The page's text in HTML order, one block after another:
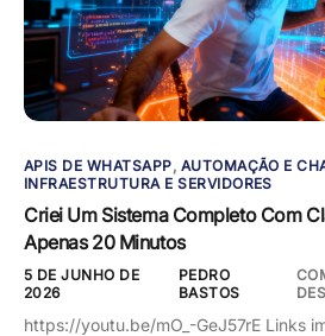
APIS DE WHATSAPP , AUTOMAÇÃO E
INFRAESTRUTURA E SERVIDORES
Criei Um Sistema Completo Com
Apenas 20 Minutos
5 DE JUNHO DE
2026
PEDRO
BASTOS
https://youtu.be/mO_-GeJ57rE Links